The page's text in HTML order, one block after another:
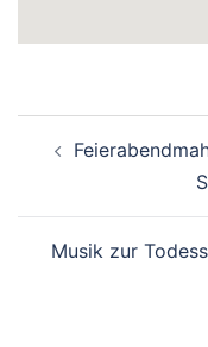
Musik zur